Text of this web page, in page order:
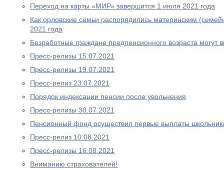
Переход на карты «МИР» завершится 1 июля 2021 года
Как орловские семьи распорядились материнским
2021 года
Безработные граждане предпенсионного возраста
Пресс-релизы 15.07.2021
Пресс-релизы 19.07.2021
Пресс-релиз 23.07.2021
Порядок индексации пенсии после увольнения
Пресс-релизы 30.07.2021
Пенсионный фонд осуществил первые выплаты
Пресс-релиз 10.08.2021
Пресс-релизы 16.08.2021
Вниманию страхователей!